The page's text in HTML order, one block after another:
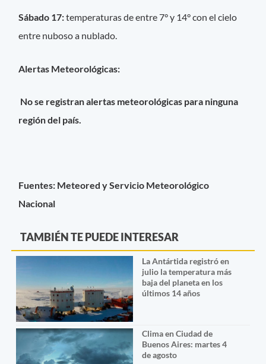
Sábado 17:temperaturas de entre 7° y 14° con el cielo
entre nuboso a nublado.
Alertas Meteorológicas:
No se registran alertas meteorológicas para ninguna
región del país.
Fuentes: Meteored y Servicio Meteorológico
Nacional
TAMBIÉN TE PUEDE INTERESAR
La Antártida registró en
julio la temperatura más
baja del planeta en los
últimos 14 años
Clima en Ciudad de
Buenos Aires: martes 4
de agosto